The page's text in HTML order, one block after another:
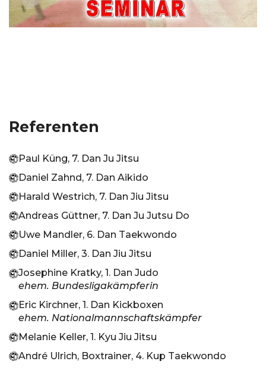
Referenten
Paul Küng, 7. Dan Ju Jitsu
Daniel Zahnd, 7. Dan Aikido
Harald Westrich, 7. Dan Jiu Jitsu
Andreas Güttner, 7. Dan Ju Jutsu Do
Uwe Mandler, 6. Dan Taekwondo
Daniel Miller, 3. Dan Jiu Jitsu
Josephine Kratky, 1. Dan Judo
ehem. Bundesligakämpferin
Eric Kirchner, 1. Dan Kickboxen
ehem. Nationalmannschaftskämpfer
Melanie Keller, 1. Kyu Jiu Jitsu
André Ulrich, Boxtrainer, 4. Kup Taekwondo